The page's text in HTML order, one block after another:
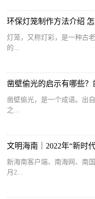
环保灯笼制作方法介绍
灯笼，又称灯彩，是一种古
的...
凿壁偷光的启示有哪些？
凿壁偷光，是一个成语。出
之...
新海南客户端、南海网、南
月2...